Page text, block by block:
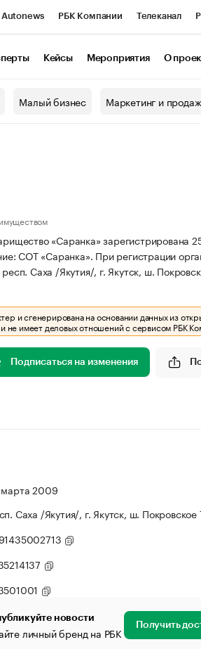
Autonews РБК Компании Телеканал
Кейсы Мероприятия О
Малый бизнес Маркетинг и
«Саранка» зарегистрирована
СОТ «Саранка». При регистрации
Саха /Якутия/, г. Якутск, ш.
и сгенерирована на основании данных из
не имеет деловых отношений с сервисом РБК
Подписаться на изменения
2009
Саха /Якутия/, г. Якутск, ш. Покровское
новости
личный бренд на РБК Получить